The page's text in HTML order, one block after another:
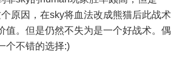
原因，在sky将血法改成熊猫后此战术
值。但是仍然不失为是一个好战术。偶
个不错的选择:)